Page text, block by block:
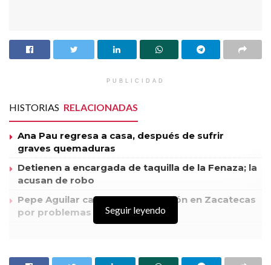
PUBLICIDAD
HISTORIAS RELACIONADAS
Ana Pau regresa a casa, después de sufrir
graves quemaduras
Detienen a encargada de taquilla de la Fenaza; la
acusan de robo
Pepe Aguilar cancela presentación en Zacatecas
por problemas de salud
Zacatecas (FENAZA) 2012, con la develación de las fotografías
Seguir leyendo